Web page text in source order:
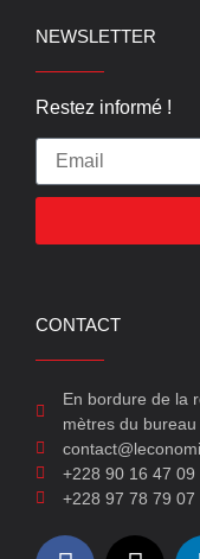
NEWSLETTER
Restez informé !
CONTACT
En bordure de la
mètres du
+228 90 16 47 09
+228 97 78 79 07